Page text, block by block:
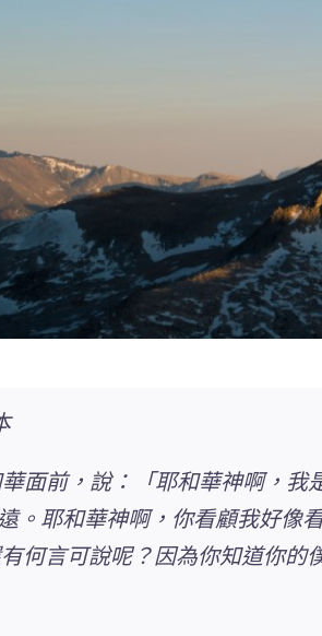
面前，說：「耶和華神啊，
。耶和華神啊，你看顧我好像
何言可說呢？因為你知道你